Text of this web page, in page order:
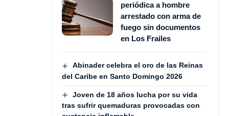
periódica a hombre
arrestado con arma de
fuego sin documentos
en Los Frailes
Abinader celebra el oro de las Reinas
del Caribe en Santo Domingo 2026
Joven de 18 años lucha por su vida
tras sufrir quemaduras provocadas con